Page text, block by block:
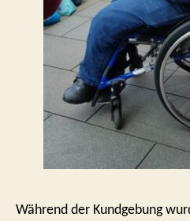
Während der Kundgebung